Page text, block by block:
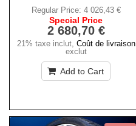
Regular Price: 4 026,43 €
Special Price
2 680,70 €
21% taxe inclut, Coût de livraison
exclut
Add to Cart